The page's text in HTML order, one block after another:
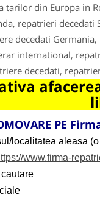
tarilor din Europa in
repatrieri
decedati
international,
decedati,
PE
localitatea aleasa
www.firma-